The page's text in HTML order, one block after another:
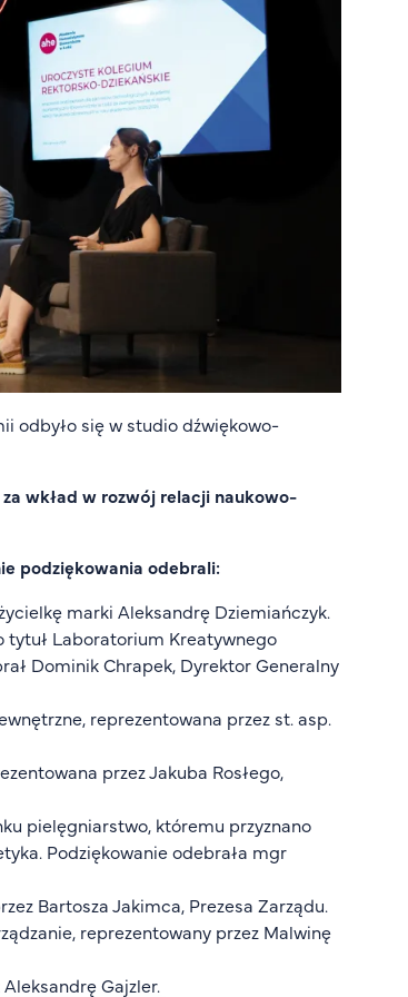
odbyło się w studio dźwiękowo-
wkład w rozwój relacji naukowo-
podziękowania odebrali:
marki Aleksandrę Dziemiańczyk.
Laboratorium Kreatywnego
Dominik Chrapek, Dyrektor Generalny
reprezentowana przez st. asp.
przez Jakuba Rosłego,
pielęgniarstwo, któremu przyznano
Podziękowanie odebrała mgr
Bartosza Jakimca, Prezesa Zarządu.
reprezentowany przez Malwinę
Gajzler.